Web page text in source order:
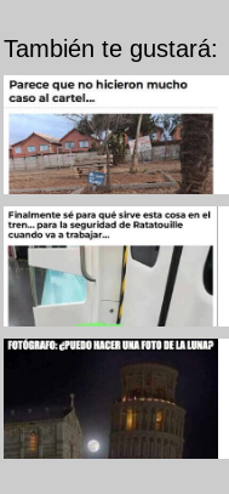
También te gustará: